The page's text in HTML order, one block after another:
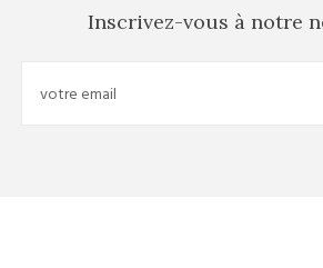
Inscrivez-vous à notre